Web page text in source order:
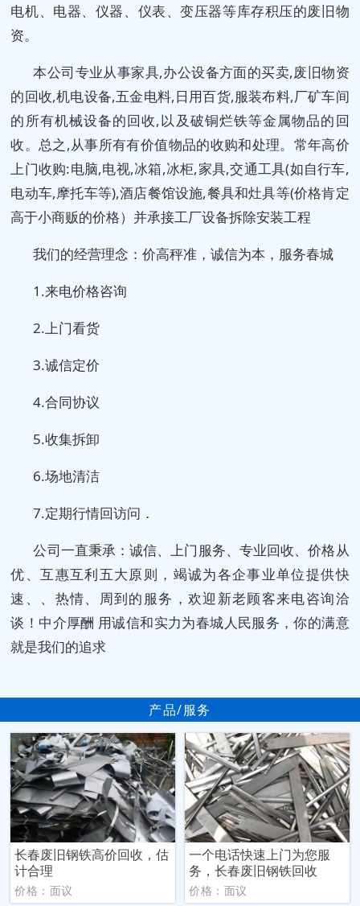
电机、电器、仪器、仪表、变压器等库存积压的废旧物
资。
本公司专业从事家具,办公设备方面的买卖,废旧物资
的回收,机电设备,五金电料,日用百货,服装布料,厂矿车间
的所有机械设备的回收,以及破铜烂铁等金属物品的回
收。总之,从事所有有价值物品的收购和处理。常年高价
上门收购:电脑,电视,冰箱,冰柜,家具,交通工具(如自行车,
电动车,摩托车等),酒店餐馆设施,餐具和灶具等(价格肯定
高于小商贩的价格）并承接工厂设备拆除安装工程
我们的经营理念：价高秤准，诚信为本，服务春城
1.来电价格咨询
2.上门看货
3.诚信定价
4.合同协议
5.收集拆卸
6.场地清洁
7.定期行情回访问．
公司一直秉承：诚信、上门服务、专业回收、价格从
优、互惠互利五大原则，竭诚为各企事业单位提供快
速、、热情、周到的服务，欢迎新老顾客来电咨询洽
谈！中介厚酬 用诚信和实力为春城人民服务，你的满意
就是我们的追求
产品/服务
长春废旧钢铁高价回收，估
计合理
价格：面议
一个电话快速上门为您服
务，长春废旧钢铁回收
价格：面议